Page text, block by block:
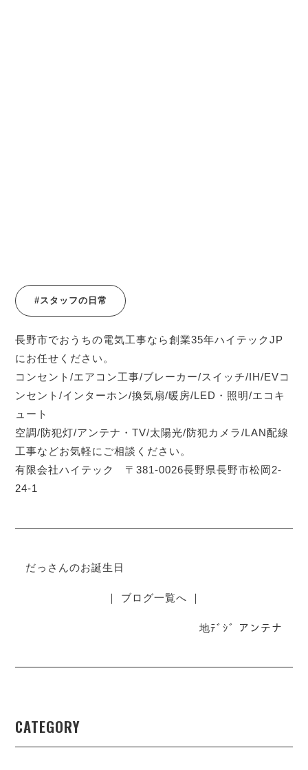
#スタッフの日常
長野市でおうちの電気工事なら創業35年ハイテックJP
にお任せください。
コンセント/エアコン工事/ブレーカー/スイッチ/IH/EVコ
ンセント/インターホン/換気扇/暖房/LED・照明/エコキ
ュート
空調/防犯灯/アンテナ・TV/太陽光/防犯カメラ/LAN配線
工事などお気軽にご相談ください。
有限会社ハイテック 〒381-0026長野県長野市松岡2-
24-1
だっさんのお誕生日
｜ ブログ一覧へ ｜
地ﾃﾞｼﾞ アンテナ
CATEGORY